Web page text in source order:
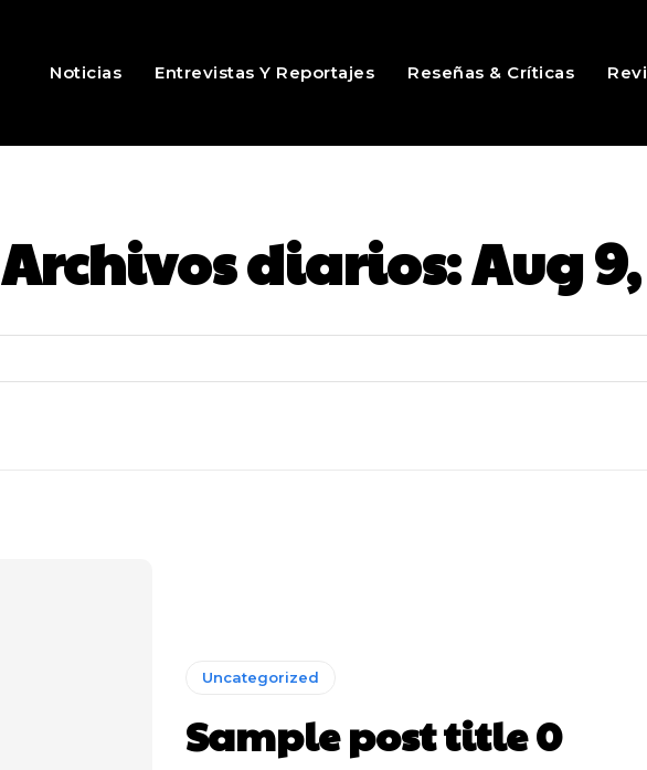
Noticias Entrevistas Y Reportajes Reseñas & Críticas
Archivos diarios: Aug 9,
Uncategorized
Sample post title 0